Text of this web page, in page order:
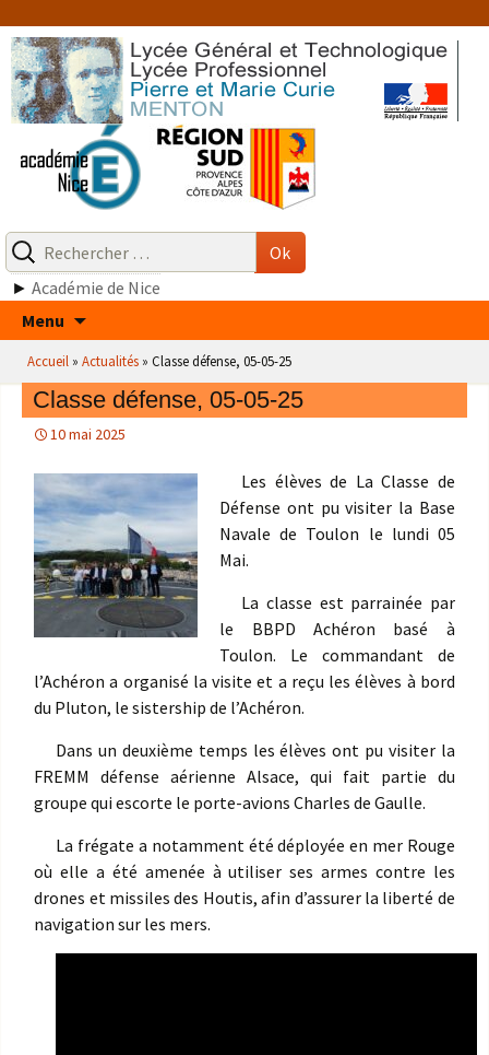
au
contenu
pour
:
Ok
► Académie de Nice
Menu
au
contenu
Accueil » Actualités » Classe défense, 05-05-25
Classe défense, 05-05-25
10 mai 2025
Les élèves de La Classe de
Défense ont pu visiter la Base
Navale de Toulon le lundi 05
Mai.
La classe est parrainée par
le BBPD Achéron basé à
Toulon. Le commandant de
l’Achéron a organisé la visite et a reçu les élèves à bord
du Pluton, le sistership de l’Achéron.
Dans un deuxième temps les élèves ont pu visiter la
FREMM défense aérienne Alsace, qui fait partie du
groupe qui escorte le porte-avions Charles de Gaulle.
La frégate a notamment été déployée en mer Rouge
où elle a été amenée à utiliser ses armes contre les
drones et missiles des Houtis, afin d’assurer la liberté de
navigation sur les mers.